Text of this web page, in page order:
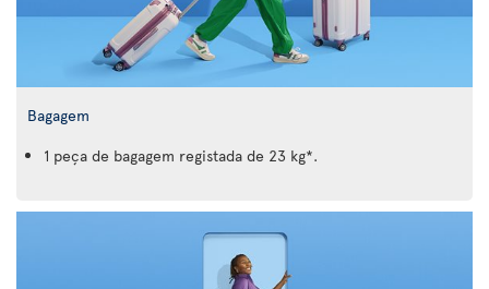
Bagagem
1 peça de bagagem registada de 23 kg*.